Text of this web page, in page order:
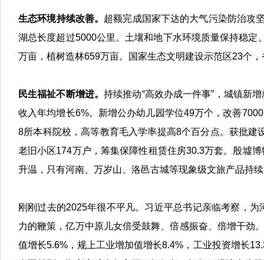
生态环境持续改善。 超额完成国家下达的大气污染防治攻
湖总长度超过5000公里。土壤和地下水环境质量保持稳
万亩，植树造林659万亩。国家生态文明建设示范区23个
民生福祉不断增进。持续推动“高效办成一件事”，城镇新
收入年均增长6%。新增公办幼儿园学位49万个，改善
8所本科院校，高等教育毛入学率提高8个百分点。获批
老旧小区174万户，筹集保障性租赁住房30.3万套。殷墟
升温，只有河南、万岁山、洛邑古城等现象级文旅产品持
刚刚过去的2025年很不平凡。习近平总书记亲临考察，
力的鞭策，亿万中原儿女倍受鼓舞、倍感振奋、倍增干劲
值增长5.6%，规上工业增加值增长8.4%，工业投资增长